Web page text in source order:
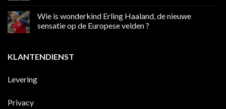
meer
100
land
scoort
op
jaar
nog
eens
tegen
Wie is wonderkind Erling Haaland, de nieuwe
sensatie op de Europese velden ?
Wie
is
Haaland,
KLANTENDIENST
Levering
Privacy